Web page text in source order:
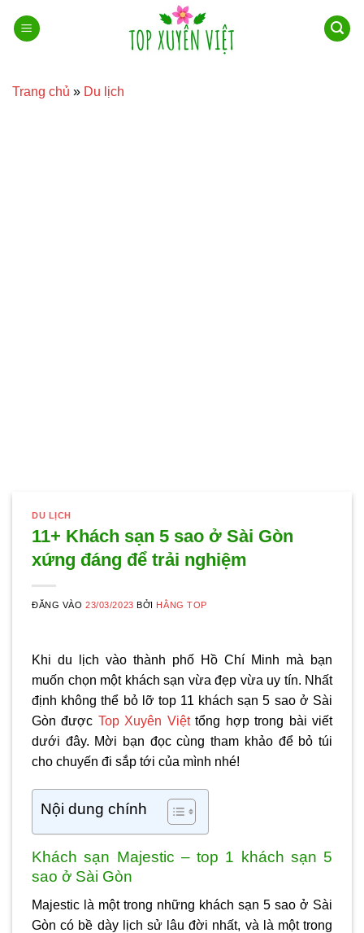
qua
Trang chủ » Du lịch
DU LỊCH
11+ Khách sạn 5 sao ở Sài Gòn
xứng đáng để trải nghiệm
ĐĂNG VÀO23/03/2023 BỞI HẰNG TOP
Khi du lịch vào thành phố Hồ Chí Minh mà bạn
muốn chọn một khách sạn vừa đẹp vừa uy tín. Nhất
định không thể bỏ lỡ top 11 khách sạn 5 sao ở Sài
Gòn được Top Xuyên Việttổng hợp trong bài viết
dưới đây. Mời bạn đọc cùng tham khảo để bỏ túi
cho chuyến đi sắp tới của mình nhé!
Nội dung chính
Khách sạn Majestic – top 1 khách sạn 5
sao ở Sài Gòn
Majestic là một trong những khách sạn 5 sao ở Sài
Gòn có bề dày lịch sử lâu đời nhất, và là một trong